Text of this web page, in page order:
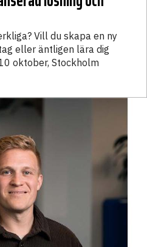
Vill du skapa en ny
eller äntligen lära dig
oktober, Stockholm